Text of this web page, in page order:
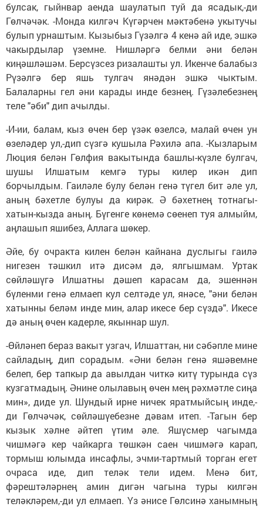
булсак, гыйнвар аенда шаулатып туй да ясадык,-ди
Гөлчәчәк. -Монда килгәч Күгәрчен мәктәбенә укытучы
булып урнаштым. Кызыбыз Гүзәлгә 4 кенә ай иде, эшкә
чакырдылар үземне. Нишләргә белми әни белән
киңәшләшәм. Берсүзсез ризалашты ул. Икенче балабыз
Рүзәлгә бер яшь тулгач янәдән эшкә чыктым.
Балаларны гел әни карады инде безнең. Гүзәлебезнең
теле "әби" дип ачылды.
-И-ии, балам, кыз өчен бер үзәк өзелсә, малай өчен ун
өзеләдер ул,-дип сүзгә кушыла Рәхилә апа. -Кызларым
Люция белән Гөлфия вакытында башлы-күзле булгач,
шушы Илшатым кемгә туры килер икән дип
борчылдым. Гаиләле булу белән генә түгел бит әле ул,
аның бәхетле булуы да кирәк. Ә бәхетнең тотнагы-
хатын-кызда аның. Бүгенге көнемә сөенеп туя алмыйм,
аңлашып яшибез, Аллага шөкер.
Әйе, бу очракта килен белән кайнана дуслыгы гаилә
нигезен тәшкил итә дисәм дә, ялгышмам. Уртак
сөйләшүгә Илшатны дәшеп карасам да, эшеннән
бүленми генә елмаеп кул селтәде ул, янәсе, "әни белән
хатынны беләм инде мин, алар икесе бер сүздә". Икесе
дә аның өчен кадерле, якыннар шул.
-Өйләнеп бераз вакыт узгач, Илшаттан, ни сәбәпле мине
сайладың, дип сорадым. «Әни белән генә яшәвемне
белеп, бер тапкыр да авылдан читкә китү турында сүз
кузгатмадың. Әнине олылавың өчен мең рәхмәтле сиңа
мин», диде ул. Шундый ирне ничек яратмыйсың инде,-
ди Гөлчәчәк, сөйләшүебезне дәвам итеп. -Тагын бер
кызык хәлне әйтеп үтим әле. Яшүсмер чагымда
чишмәгә кер чайкарга төшкән саен чишмәгә карап,
тормыш юлымда инсафлы, эчми-тартмый торган егет
очраса иде, дип теләк тели идем. Менә бит,
фәрештәләрнең амин дигән чагына туры килгән
теләкләрем,-ди ул елмаеп. Үз әнисе Гөлсинә ханымның